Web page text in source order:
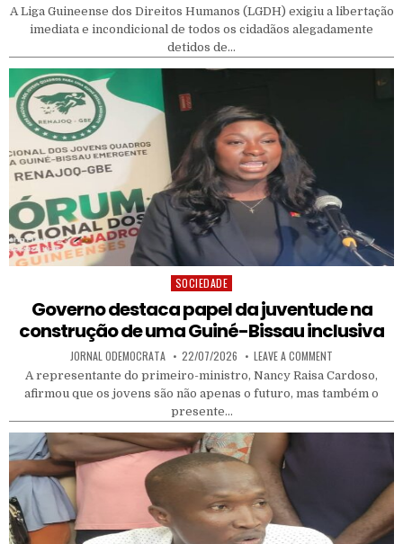
A Liga Guineense dos Direitos Humanos (LGDH) exigiu a libertação
imediata e incondicional de todos os cidadãos alegadamente
detidos de…
Posted in
SOCIEDADE
Governo destaca papel da juventude na
construção de uma Guiné-Bissau inclusiva
AUTHOR:
JORNAL ODEMOCRATA PUBLISHED DATE:
22/07/2026 LEAVE A COMMENT
A representante do primeiro-ministro, Nancy Raisa Cardoso,
afirmou que os jovens são não apenas o futuro, mas também o
presente…